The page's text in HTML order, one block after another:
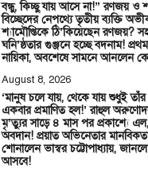
বন্ধু, কিচ্ছু যায় আসে না!” রণজয় ও
বিচ্ছেদের নেপথ্যে তৃতীয় ব্যক্তি
শ্যামৌপ্তিকে ঠি’কিয়েছেন রণজয়?
ঘনি’ষ্ঠতার গুঞ্জনে হচ্ছে বদনাম!
নায়িকা, অবশেষে সামনে আনলেন
August 8, 2026
‘মানুষ চলে যায়, থেকে যায় শুধুই
একবার প্রমাণিত হল!’ রাহুল
মৃ’ত্যুর সাড়ে ৪ মাস পর প্রকাশ্যে
অবদান! প্রয়াত অভিনেতার
শোনালেন ভাস্বর চট্টোপাধ্যায়,
আসবে!